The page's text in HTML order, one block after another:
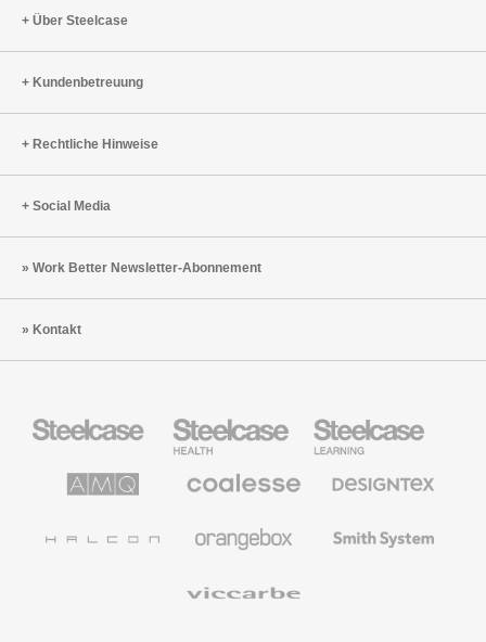
Über Steelcase
Kundenbetreuung
Rechtliche Hinweise
Social Media
Work Better Newsletter-Abonnement
Kontakt
Büromöbel
Health
Education
Möbel
Solutions
Büromöbel
Textilien
System